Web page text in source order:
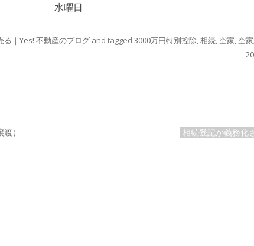
水曜日
る｜Yes! 不動産のブログ and tagged 3000万円特別控除,相続, 空家, 空
） 相続登記が義務化